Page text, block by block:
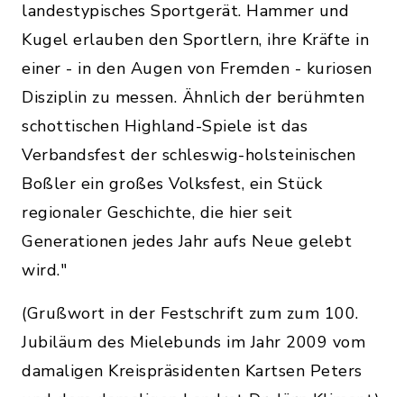
landestypisches Sportgerät. Hammer und
Kugel erlauben den Sportlern, ihre Kräfte in
einer - in den Augen von Fremden - kuriosen
Disziplin zu messen. Ähnlich der berühmten
schottischen Highland-Spiele ist das
Verbandsfest der schleswig-holsteinischen
Boßler ein großes Volksfest, ein Stück
regionaler Geschichte, die hier seit
Generationen jedes Jahr aufs Neue gelebt
wird."
(Grußwort in der Festschrift zum zum 100.
Jubiläum des Mielebunds im Jahr 2009 vom
damaligen Kreispräsidenten Kartsen Peters